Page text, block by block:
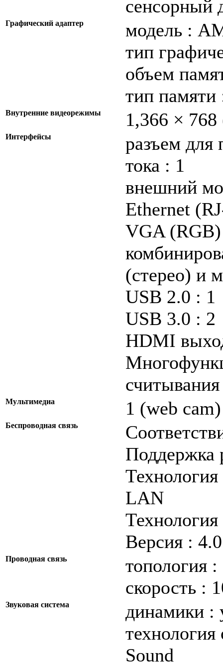
сенсорный
Графический адаптер
модель :
тип
объем
тип
Внутренние видеорежимы 1,366 ×
Интерфейсы
разъем для
тока : 1
внешний
Ethernet
VGA
(стерео) и
USB 2.0 : 1
USB 3.0 : 2
HDMI
Мультимедиа 1 (web cam)
Беспроводная связь
Поддержка
LAN
Версия : 4.0
Проводная связь
топология
скорость :
Звуковая система
динамики :
Sound